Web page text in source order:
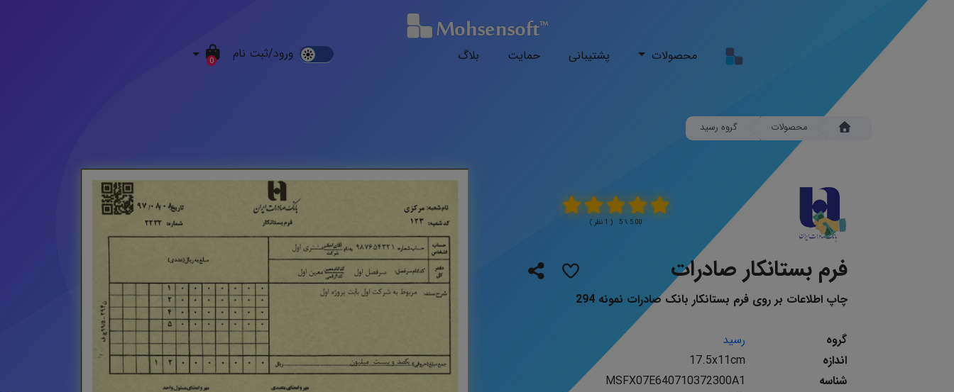
محصولات پشتیبانی حمایت بلاگ
Dark
ورود/ثبت نام 0
محصولات گروه رسید
5.00 \ 5 ( 1 نظر )
فرم بستانکار صادرات
چاپ اطلاعات بر روی فرم بستانکار بانک صادرات نمونه 294
گروه
رسید
اندازه
17.5x11cm
شناسه
MSFX07E640710372300A1